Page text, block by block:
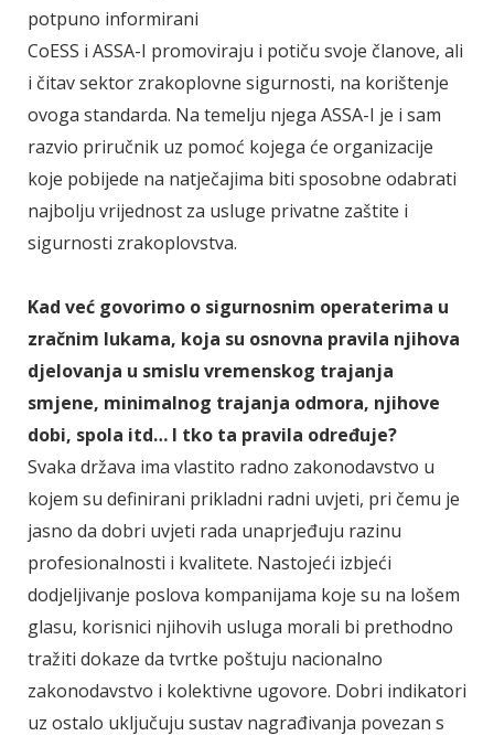
potpuno informirani
CoESS i ASSA-I promoviraju i potiču svoje članove, ali
i čitav sektor zrakoplovne sigurnosti, na korištenje
ovoga standarda. Na temelju njega ASSA-I je i sam
razvio priručnik uz pomoć kojega će organizacije
koje pobijede na natječajima biti sposobne odabrati
najbolju vrijednost za usluge privatne zaštite i
sigurnosti zrakoplovstva.
Kad već govorimo o sigurnosnim operaterima u
zračnim lukama, koja su osnovna pravila njihova
djelovanja u smislu vremenskog trajanja
smjene, minimalnog trajanja odmora, njihove
dobi, spola itd… I tko ta pravila određuje?
Svaka država ima vlastito radno zakonodavstvo u
kojem su definirani prikladni radni uvjeti, pri čemu je
jasno da dobri uvjeti rada unaprjeđuju razinu
profesionalnosti i kvalitete. Nastojeći izbjeći
dodjeljivanje poslova kompanijama koje su na lošem
glasu, korisnici njihovih usluga morali bi prethodno
tražiti dokaze da tvrtke poštuju nacionalno
zakonodavstvo i kolektivne ugovore. Dobri indikatori
uz ostalo uključuju sustav nagrađivanja povezan s